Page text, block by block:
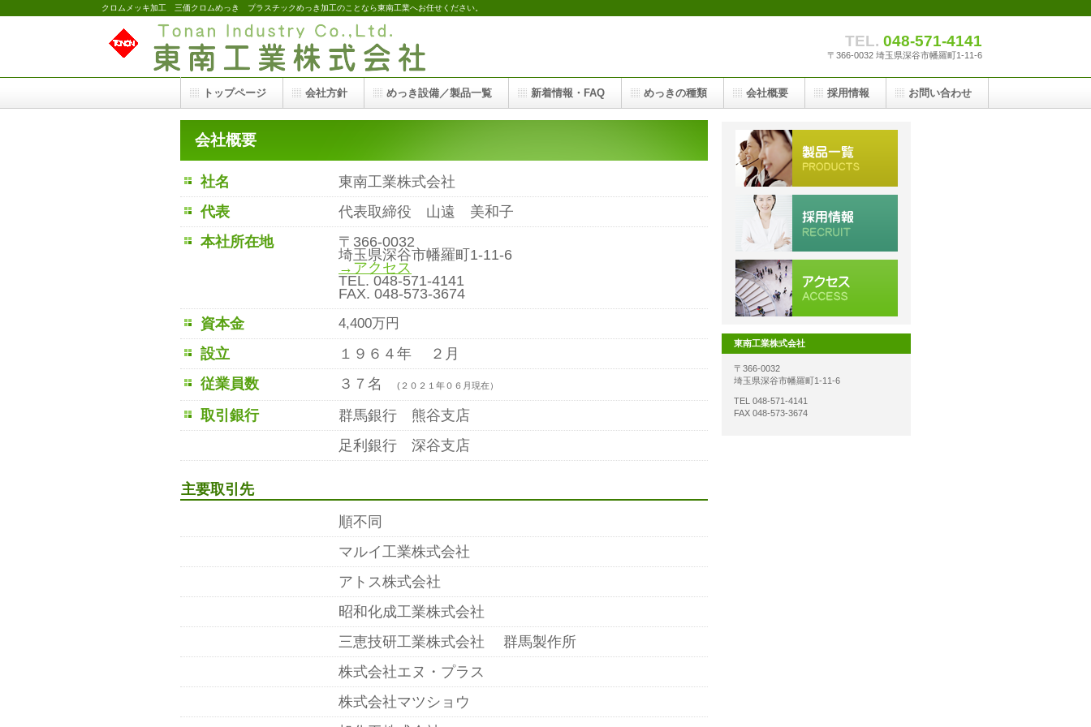
クロムメッキ加工 三価クロムめっき プラスチックめっき加工のことなら東南工業へお任せください。
TEL. 048-571-4141
〒366-0032 埼玉県深谷市幡羅町1-11-6
会社概要
社名
東南工業株式会社
代表
代表取締役 山遠 美和子
本社所在地
〒366-0032
埼玉県深谷市幡羅町1-11-6
→アクセス
TEL. 048-571-4141
FAX. 048-573-3674
資本金
4,400万円
設立
１９６４年 ２月
従業員数
３７名 (２０２１年０６月現在）
取引銀行
群馬銀行 熊谷支店
足利銀行 深谷支店
主要取引先
順不同
マルイ工業株式会社
アトス株式会社
昭和化成工業株式会社
三恵技研工業株式会社 群馬製作所
株式会社エヌ・プラス
株式会社マツショウ
トップページ 会社方針 めっき設備／製品一覧 新着情報・FAQ めっきの種類 会社概要 採用情報 お問い合わせ
東南工業株式会社
〒366-0032
埼玉県深谷市幡羅町1-11-6
TEL 048-571-4141
FAX 048-573-3674